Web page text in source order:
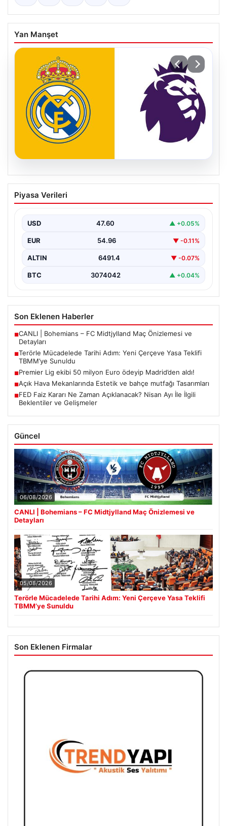
Yan Manşet
04.08.2026
Premier Lig ekibi 50 milyon Euro ödeyip
Madrid’den aldı!
Piyasa Verileri
USD 47.60 ▲ +0.05%
EUR 54.96 ▼ -0.11%
ALTIN 6491.4 ▼ -0.07%
BTC 3074042 ▲ +0.04%
Son Eklenen Haberler
■CANLI | Bohemians – FC Midtjylland Maç Önizlemesi ve
Detayları
■Terörle Mücadelede Tarihi Adım: Yeni Çerçeve Yasa Teklifi
TBMM’ye Sunuldu
■Premier Lig ekibi 50 milyon Euro ödeyip Madrid’den aldı!
■Açık Hava Mekanlarında Estetik ve bahçe mutfağı Tasarımları
■FED Faiz Kararı Ne Zaman Açıklanacak? Nisan Ayı İle İlgili
Beklentiler ve Gelişmeler
Güncel
06/08/2026
CANLI | Bohemians – FC Midtjylland Maç Önizlemesi ve
Detayları
05/08/2026
Terörle Mücadelede Tarihi Adım: Yeni Çerçeve Yasa Teklifi
TBMM’ye Sunuldu
Son Eklenen Firmalar